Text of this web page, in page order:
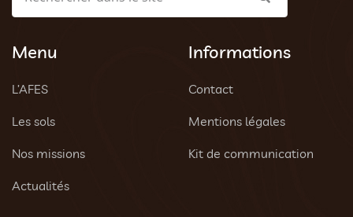
Menu
L’AFES
Les sols
Nos missions
Actualités
Informations
Contact
Mentions légales
Kit de communication